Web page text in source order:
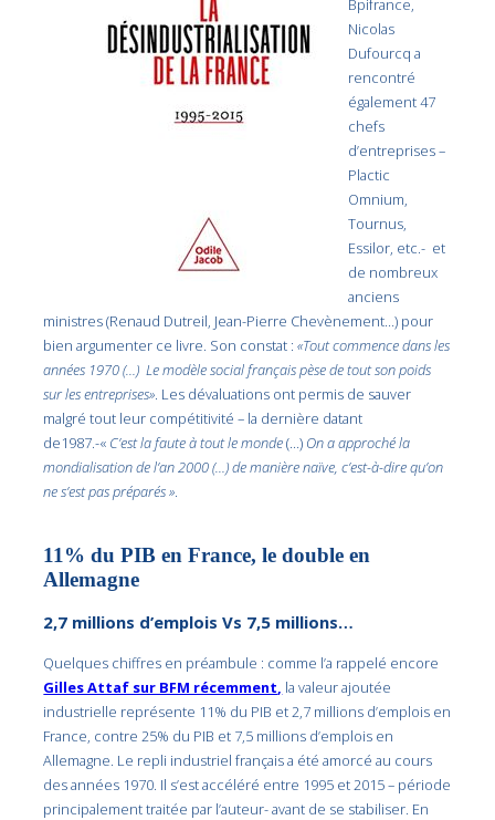
Bpifrance,
Nicolas
Dufourcq a
rencontré
également 47
chefs
d’entreprises –
Plactic
Omnium,
Tournus,
Essilor, etc.- et
de nombreux
anciens
ministres (Renaud Dutreil, Jean-Pierre Chevènement…) pour
bien argumenter ce livre. Son constat :«Tout commence dans les
années 1970 (…) Le modèle social français pèse de tout son poids
sur les entreprises». Les dévaluations ont permis de sauver
malgré tout leur compétitivité – la dernière datant
de1987.-« C’est la faute à tout le monde(…) On a approché la
mondialisation de l’an 2000 (…) de manière naïve, c’est-à-dire qu’on
ne s’est pas préparés ».
11% du PIB en France, le double en
Allemagne
2,7 millions d’emplois Vs 7,5 millions…
Quelques chiffres en préambule : comme l’a rappelé encore
Gilles Attaf sur BFM récemment, la valeur ajoutée
industrielle représente 11% du PIB et 2,7 millions d’emplois en
France, contre 25% du PIB et 7,5 millions d’emplois en
Allemagne. Le repli industriel français a été amorcé au cours
des années 1970. Il s’est accéléré entre 1995 et 2015 – période
principalement traitée par l’auteur- avant de se stabiliser. En